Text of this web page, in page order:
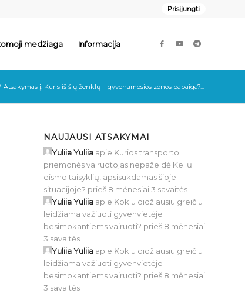
Prisijungti
medžiaga Informacija
Atsakymas į: Kuris iš šių ženklų – gyvenamosios zonos pabaiga?...
NAUJAUSI ATSAKYMAI
Yuliia Yuliia apie Kurios transporto
priemonės vairuotojas nepažeidė Kelių
eismo taisyklių, apsisukdamas šioje
situacijoje? prieš 8 mėnesiai 3 savaitės
Yuliia Yuliia apie Kokiu didžiausiu greičiu
leidžiama važiuoti gyvenvietėje
besimokantiems vairuoti? prieš 8 mėnesiai
3 savaitės
Yuliia Yuliia apie Kokiu didžiausiu greičiu
leidžiama važiuoti gyvenvietėje
besimokantiems vairuoti? prieš 8 mėnesiai
3 savaitės